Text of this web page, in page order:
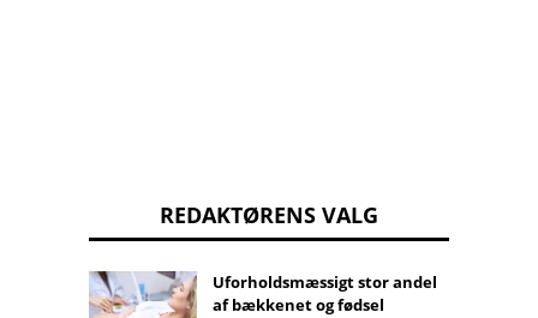
REDAKTØRENS VALG
Uforholdsmæssigt stor andel
af bækkenet og fødsel